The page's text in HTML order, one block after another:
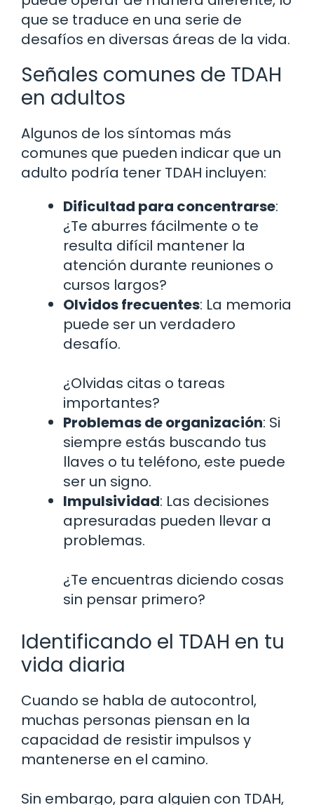
que se traduce en una serie de
desafíos en diversas áreas de la vida.
Señales comunes de TDAH
en adultos
Algunos de los síntomas más
comunes que pueden indicar que un
adulto podría tener TDAH incluyen:
Dificultad para concentrarse:
¿Te aburres fácilmente o te
resulta difícil mantener la
atención durante reuniones o
cursos largos?
Olvidos frecuentes: La memoria
puede ser un verdadero
desafío.
¿Olvidas citas o tareas
importantes?
Problemas de organización: Si
siempre estás buscando tus
llaves o tu teléfono, este puede
ser un signo.
Impulsividad: Las decisiones
apresuradas pueden llevar a
problemas.
¿Te encuentras diciendo cosas
sin pensar primero?
Identificando el TDAH en tu
vida diaria
Cuando se habla de autocontrol,
muchas personas piensan en la
capacidad de resistir impulsos y
mantenerse en el camino.
Sin embargo, para alguien con TDAH,